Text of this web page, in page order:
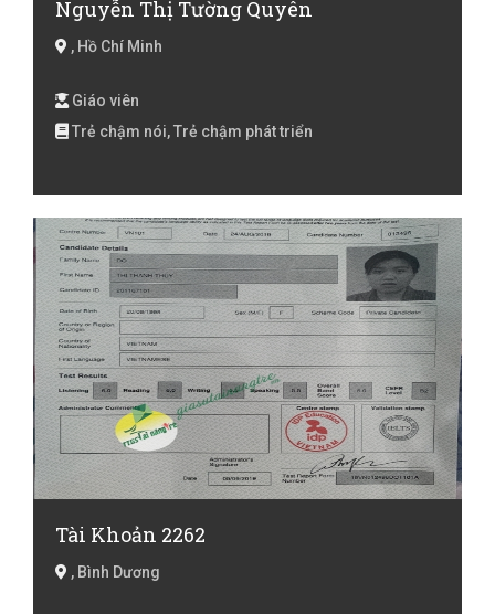
Nguyễn Thị Tường Quyên
, Hồ Chí Minh
Giáo viên
Trẻ chậm nói, Trẻ chậm phát triển
Tài Khoản 2262
, Bình Dương